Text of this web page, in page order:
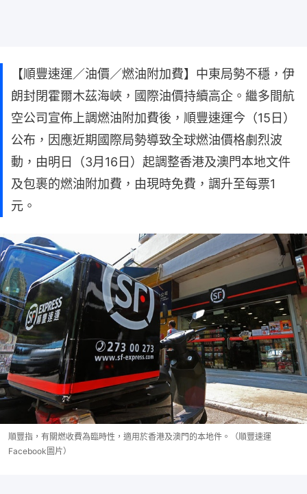
【順豐速運／油價／燃油附加費】中東局勢不穩，伊
朗封閉霍爾木茲海峽，國際油價持續高企。繼多間航
空公司宣佈上調燃油附加費後，順豐速運今（15日）
公布，因應近期國際局勢導致全球燃油價格劇烈波
動，由明日（3月16日）起調整香港及澳門本地文件
及包裹的燃油附加費，由現時免費，調升至每票1
元。
順豐指，有關燃收費為臨時性，適用於香港及澳門的本地件。（順豐速運
Facebook圖片）